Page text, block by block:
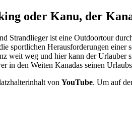
oder Kanu, der
Strandlieger ist eine Outdoortour
sportlichen Herausforderungen einer
weit weg und hier kann der Urlauber
in den Weiten Kanadas seinen
von YouTube. Um auf